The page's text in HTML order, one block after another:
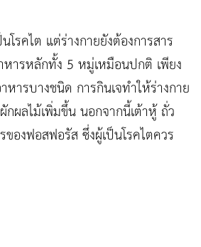
โรคไต แต่ร่างกายยังต้องการสาร
ารหลักทั้ง 5 หมู่เหมือนปกติ เพียง
ารบางชนิด การกินเจทำให้ร่างกาย
กผลไม้เพิ่มขึ้น นอกจากนี้เต้าหู้ ถั่ว
องฟอสฟอรัส ซึ่งผู้เป็นโรคไตควร